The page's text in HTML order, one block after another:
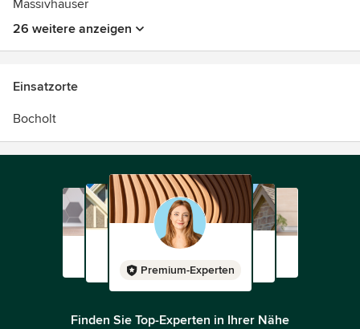
Massivhäuser
26 weitere anzeigen
Einsatzorte
Bocholt
Premium-Experten
Finden Sie Top-Experten in Ihrer Nähe